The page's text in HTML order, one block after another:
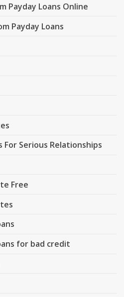
Payday Loans Online
Payday Loans
Serious Relationships
Free
for bad credit